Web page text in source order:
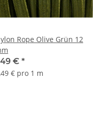
Rope Olive Grün 12
€ *
€ pro 1 m